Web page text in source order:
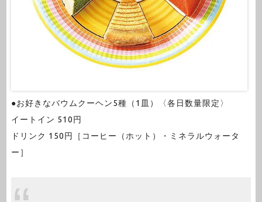
●お好きなバウムクーヘン5種（1皿）〈各日数量限定〉
イートイン 510円
ドリンク 150円［コーヒー（ホット）・ミネラルウォータ
ー］